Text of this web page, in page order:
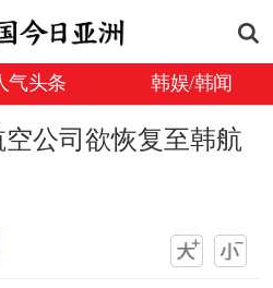
气头条 韩娱/韩闻
空公司欲恢复至韩航